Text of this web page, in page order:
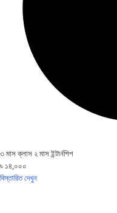
৩ মাস ক্লাস ২ মাস ইন্টার্নশিপ
৳ ১৪,০০০
বিস্তারিত দেখুন